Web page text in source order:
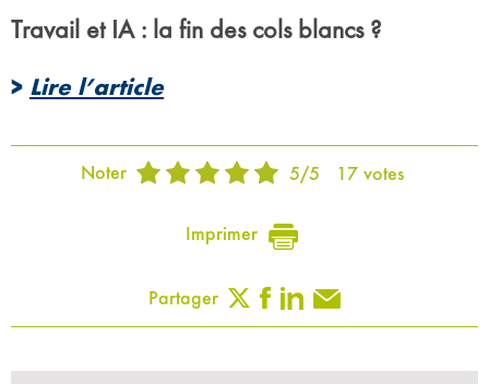
Travail et IA : la fin des cols blancs ?
> Lire l’article
Noter 5/5 17votes
Imprimer
Partager